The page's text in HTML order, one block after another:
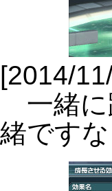
[2014/
一緒に
緒ですな